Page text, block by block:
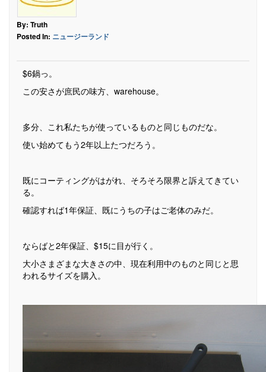
By: Truth
Posted In: ニュージーランド
$6鍋っ。
この安さが庶民の味方、warehouse。
多分、これ私たちが使っているものと同じものだな。
使い始めてもう2年以上たつだろう。
既にコーティングがはがれ、そろそろ限界と訴えてきてい
る。
確認すれば1年保証、既にうちの子はご老体のみだ。
ならばと2年保証、$15に目が行く。
大小さまざまな大きさの中、現在利用中のものと同じと思
われるサイズを購入。